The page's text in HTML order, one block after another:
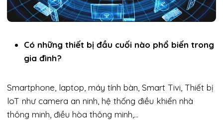
Có những thiết bị đầu cuối nào phổ biến trong
gia đình?
Smartphone, laptop, máy tính bàn, Smart Tivi, Thiết bị
loT như camera an ninh, hệ thống điều khiển nhà
thông minh, điều hòa thông minh,…